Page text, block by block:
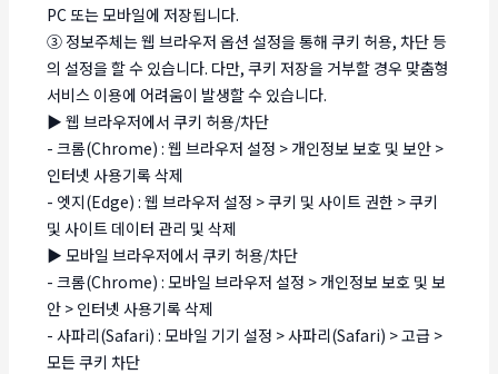
PC 또는 모바일에 저장됩니다.
③ 정보주체는 웹 브라우저 옵션 설정을 통해 쿠키 허용, 차단 등
의 설정을 할 수 있습니다. 다만, 쿠키 저장을 거부할 경우 맞춤형
서비스 이용에 어려움이 발생할 수 있습니다.
▶ 웹 브라우저에서 쿠키 허용/차단
- 크롬(Chrome) : 웹 브라우저 설정 > 개인정보 보호 및 보안 >
인터넷 사용기록 삭제
- 엣지(Edge) : 웹 브라우저 설정 > 쿠키 및 사이트 권한 > 쿠키
및 사이트 데이터 관리 및 삭제
▶ 모바일 브라우저에서 쿠키 허용/차단
- 크롬(Chrome) : 모바일 브라우저 설정 > 개인정보 보호 및 보
안 > 인터넷 사용기록 삭제
- 사파리(Safari) : 모바일 기기 설정 > 사파리(Safari) > 고급 >
모든 쿠키 차단